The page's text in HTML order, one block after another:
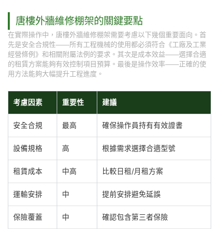
唐樓外牆維修棚架的關鍵要點
在實際操作中，唐樓外牆維修棚架需要考慮以下幾個重要面向。首
先是安全合規性——所有工程機械的使用都必須符合《工廠及工業
經營條例》和相關附屬法例的要求。其次是成本效益——選擇合適
的租賃方案能夠有效控制項目預算。最後是操作效率——正確的使
用方法能夠大幅提升工程進度。
考慮因素 重要性 建議
安全合規 最高 確保操作員持有有效證書
設備規格 高 根據需求選擇合適型號
租賃成本 中高 比較日租/月租方案
運輸安排 中 提前安排避免延誤
保險覆蓋 中 確認包含第三者保險